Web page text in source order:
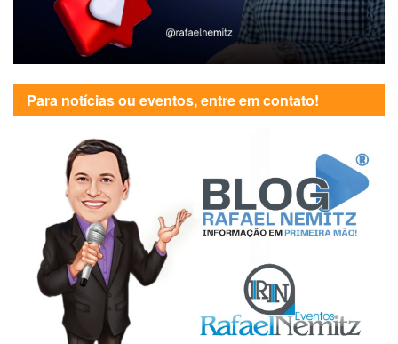
Para notícias ou eventos, entre em contato!